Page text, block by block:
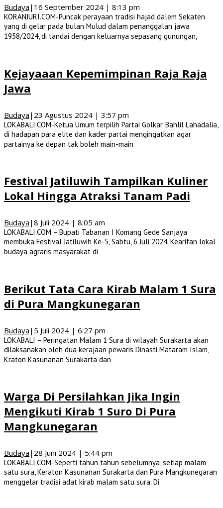
Budaya | 16 September 2024 | 8:13 pm
KORANJURI.COM-Puncak perayaan tradisi hajad dalem Sekaten
yang di gelar pada bulan Mulud dalam penanggalan jawa
1958/2024, di tandai dengan keluarnya sepasang gunungan,
Kejayaaan Kepemimpinan Raja Raja
Jawa
Budaya | 23 Agustus 2024 | 3:57 pm
LOKABALI.COM-Ketua Umum terpilih Partai Golkar. Bahlil Lahadalia,
di hadapan para elite dan kader partai mengingatkan agar
partainya ke depan tak boleh main-main
Festival Jatiluwih Tampilkan Kuliner
Lokal Hingga Atraksi Tanam Padi
Budaya | 8 Juli 2024 | 8:05 am
LOKABALI.COM – Bupati Tabanan I Komang Gede Sanjaya
membuka Festival Jatiluwih Ke-5, Sabtu, 6 Juli 2024. Kearifan lokal
budaya agraris masyarakat di
Berikut Tata Cara Kirab Malam 1 Sura
di Pura Mangkunegaran
Budaya | 5 Juli 2024 | 6:27 pm
LOKABALI – Peringatan Malam 1 Sura di wilayah Surakarta akan
dilaksanakan oleh dua kerajaan pewaris Dinasti Mataram Islam,
Kraton Kasunanan Surakarta dan
Warga Di Persilahkan Jika Ingin
Mengikuti Kirab 1 Suro Di Pura
Mangkunegaran
Budaya | 28 Juni 2024 | 5:44 pm
LOKABALI.COM-Seperti tahun tahun sebelumnya, setiap malam
satu sura, Keraton Kasunanan Surakarta dan Pura Mangkunegaran
menggelar tradisi adat kirab malam satu sura. Di